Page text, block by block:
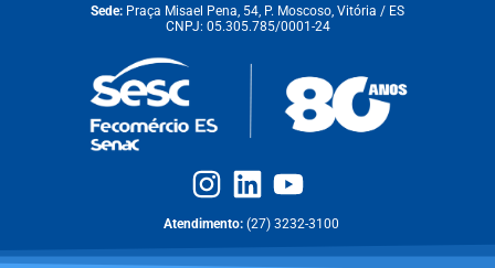
Sede: Praça Misael Pena, 54, P. Moscoso, Vitória / ES
CNPJ: 05.305.785/0001-24
Atendimento: (27) 3232-3100